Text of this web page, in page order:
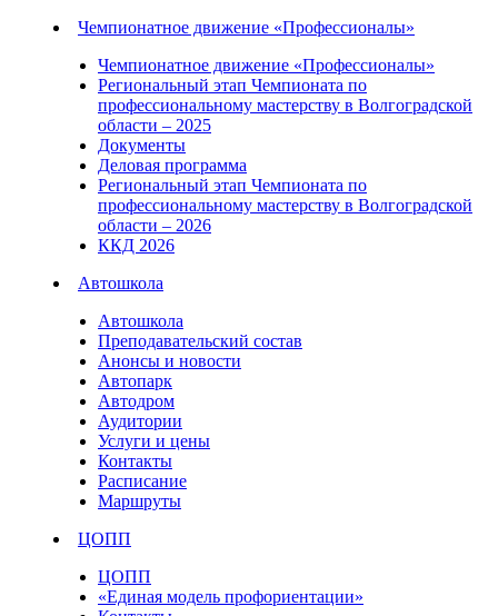
Чемпионатное движение «Профессионалы»
Чемпионатное движение «Профессионалы»
Региональный этап Чемпионата по
профессиональному мастерству в Волгоградской
области – 2025
Документы
Деловая программа
Региональный этап Чемпионата по
профессиональному мастерству в Волгоградской
области – 2026
ККД 2026
Автошкола
Автошкола
Преподавательский состав
Анонсы и новости
Автопарк
Автодром
Аудитории
Услуги и цены
Контакты
Расписание
Маршруты
ЦОПП
ЦОПП
«Единая модель профориентации»